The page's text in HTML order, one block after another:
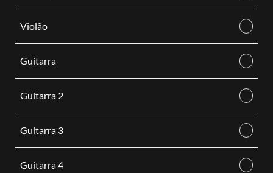
Violão
Guitarra
Guitarra 2
Guitarra 3
Guitarra 4